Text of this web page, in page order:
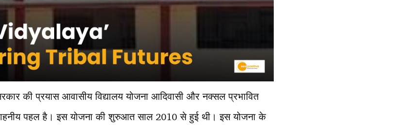
की प्रयास आवासीय विद्यालय योजना आदिवासी और नक्सल प्रभावित
पहल है। इस योजना की शुरुआत साल 2010 से हुई थी। इस योजना के